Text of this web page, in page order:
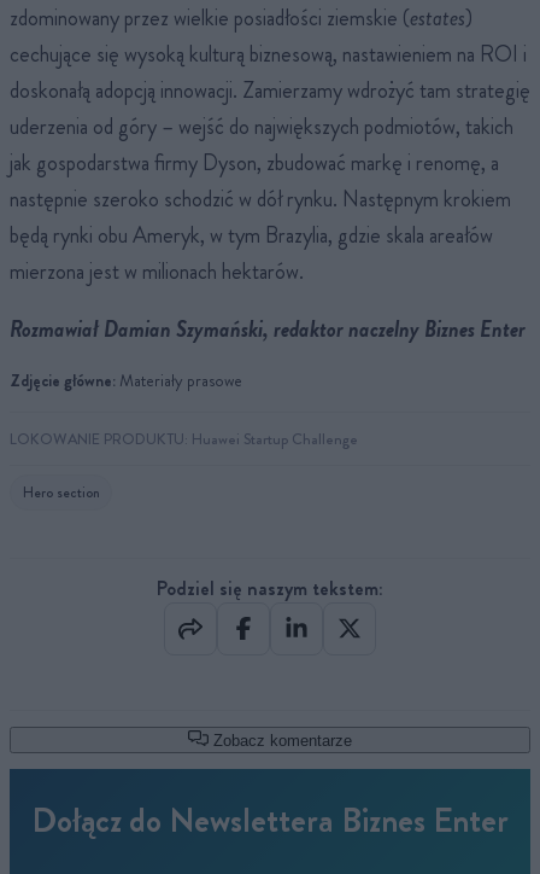
zdominowany przez wielkie posiadłości ziemskie (estates)
cechujące się wysoką kulturą biznesową, nastawieniem na ROI i
doskonałą adopcją innowacji. Zamierzamy wdrożyć tam strategię
uderzenia od góry – wejść do największych podmiotów, takich
jak gospodarstwa firmy Dyson, zbudować markę i renomę, a
następnie szeroko schodzić w dół rynku. Następnym krokiem
będą rynki obu Ameryk, w tym Brazylia, gdzie skala areałów
mierzona jest w milionach hektarów.
Rozmawiał Damian Szymański, redaktor naczelny Biznes Enter
Zdjęcie główne: Materiały prasowe
LOKOWANIE PRODUKTU: Huawei Startup Challenge
Hero section
Podziel się naszym tekstem:
Zobacz komentarze
Dołącz do Newslettera Biznes Enter